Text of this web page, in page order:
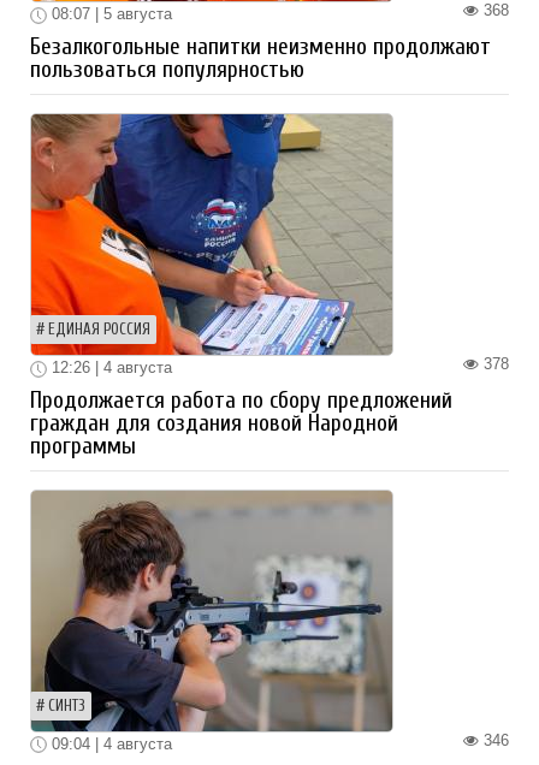
368
08:07 | 5 августа
Безалкогольные напитки неизменно продолжают
пользоваться популярностью
ЕДИНАЯ РОССИЯ
378
12:26 | 4 августа
Продолжается работа по сбору предложений
граждан для создания новой Народной
программы
СИНТЗ
346
09:04 | 4 августа